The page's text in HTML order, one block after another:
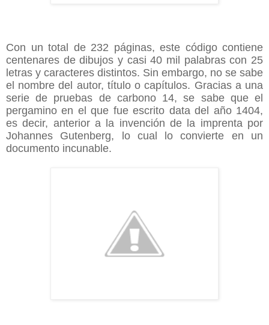
Con un total de 232 páginas, este código contiene
centenares de dibujos y casi 40 mil palabras con 25
letras y caracteres distintos. Sin embargo, no se sabe
el nombre del autor, título o capítulos. Gracias a una
serie de pruebas de carbono 14, se sabe que el
pergamino en el que fue escrito data del año 1404,
es decir, anterior a la invención de la imprenta por
Johannes Gutenberg, lo cual lo convierte en un
documento incunable.